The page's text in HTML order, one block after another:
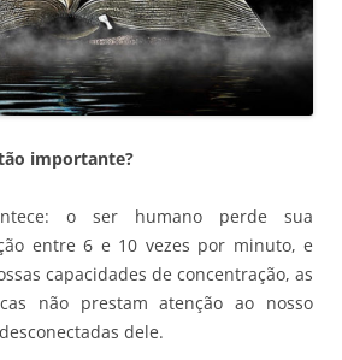
importante?
o ser humano perde sua
entre 6 e 10 vezes por minuto, e
capacidades de concentração, as
não prestam atenção ao nosso
dele.